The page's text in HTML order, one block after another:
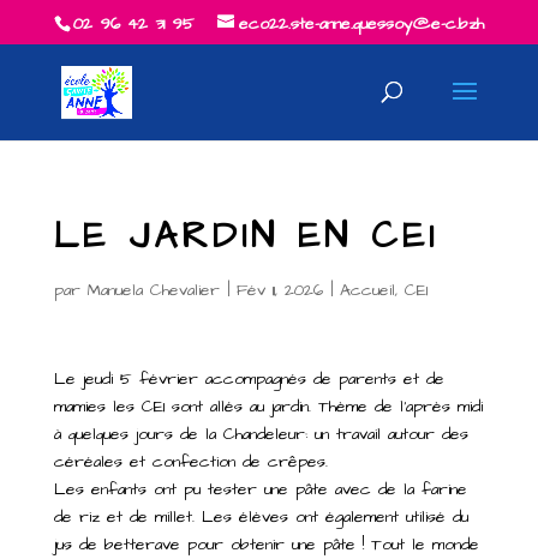
02 96 42 31 95 eco22.ste-anne.quessoy@e-c.bzh
LE JARDIN EN CE1
par Manuela Chevalier| Fév 11, 2026| Accueil, CE1
Le jeudi 5 février accompagnés de parents et de
mamies les CE1 sont allés au jardin. Thème de l’après midi
à quelques jours de la Chandeleur: un travail autour des
céréales et confection de crêpes.
Les enfants ont pu tester une pâte avec de la farine
de riz et de millet. Les élèves ont également utilisé du
jus de betterave pour obtenir une pâte ! Tout le monde